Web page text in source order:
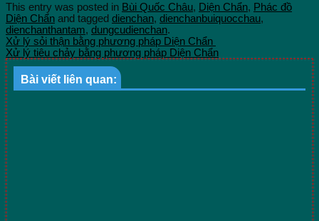
This entry was posted in Bùi Quốc Châu, Diện Chẩn, Phác đồ
Diện Chẩn and tagged dienchan, dienchanbuiquocchau,
dienchanthantam, dungcudienchan.
Xử lý sỏi thận bằng phương pháp Diện Chẩn
Xử lý tiêu chảy bằng phương pháp Diện Chẩn
Bài viết liên quan: